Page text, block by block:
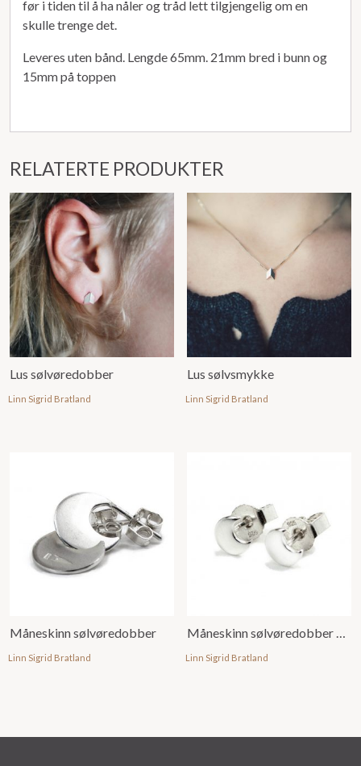
før i tiden til å ha nåler og tråd lett tilgjengelig om en
skulle trenge det.
Leveres uten bånd. Lengde 65mm. 21mm bred i bunn og
15mm på toppen
RELATERTE PRODUKTER
Lus sølvøredobber
Linn Sigrid Bratland
Lus sølvsmykke
Linn Sigrid Bratland
Måneskinn sølvøredobber
Linn Sigrid Bratland
Måneskinn sølvøredobber mini
Linn Sigrid Bratland